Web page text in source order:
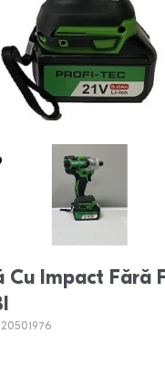
Cu Impact Fără